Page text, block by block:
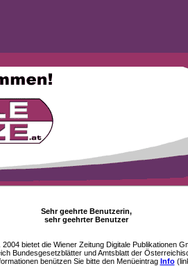
Sehr geehrte Benutzerin,
sehr geehrter Benutzer
2004 bietet die Wiener Zeitung Digitale Publikationen
Bundesgesetzblätter und Amtsblatt der
benützen Sie bitte den Menüeintrag Info